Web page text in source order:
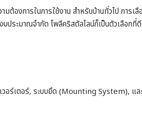
ต้องการในการใช้งาน สำหรับบ้านทั่วไป การเลื
ประมาณจำกัด โพลีคริสตัลไลน์ก็เป็นตัวเลือกที่ดี
อร์เตอร์, ระบบยึด (Mounting System), แ